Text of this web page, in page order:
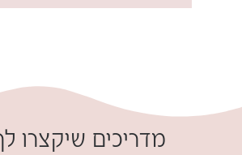
מדריכים שיקצרו